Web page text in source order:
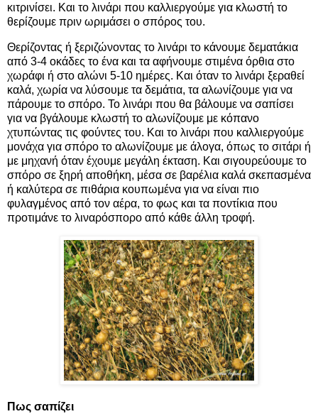
κιτρινίσει. Και το λινάρι που καλλιεργούμε για κλωστή το
θερίζουμε πριν ωριμάσει ο σπόρος του.
Θερίζοντας ή ξεριζώνοντας το λινάρι το κάνουμε δεματάκια
από 3-4 οκάδες το ένα και τα αφήνουμε στιμένα όρθια στο
χωράφι ή στο αλώνι 5-10 ημέρες. Και όταν το λινάρι ξεραθεί
καλά, χωρία να λύσουμε τα δεμάτια, τα αλωνίζουμε για να
πάρουμε το σπόρο. Το λινάρι που θα βάλουμε να σαπίσει
για να βγάλουμε κλωστή το αλωνίζουμε με κόπανο
χτυπώντας τις φούντες του. Και το λινάρι που καλλιεργούμε
μονάχα για σπόρο το αλωνίζουμε με άλογα, όπως το σιτάρι ή
με μηχανή όταν έχουμε μεγάλη έκταση. Και σιγουρεύουμε το
σπόρο σε ξηρή αποθήκη, μέσα σε βαρέλια καλά σκεπασμένα
ή καλύτερα σε πιθάρια κουπωμένα για να είναι πιο
φυλαγμένος από τον αέρα, το φως και τα ποντίκια που
προτιμάνε το λιναρόσπορο από κάθε άλλη τροφή.
Πως σαπίζει